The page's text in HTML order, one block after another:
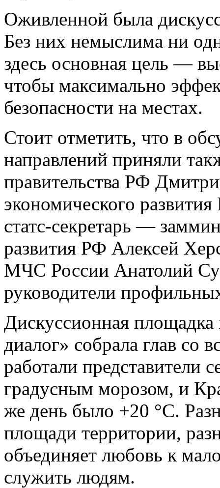
Оживленной была
Без них немыслима ни
здесь основная цель —
чтобы максимально
безопасности на местах.
Стоит отметить, что в
направлений приняли
правительства РФ
экономического
статс-секретарь —
развития РФ Алексей
МЧС России Анатолий
руководители
Дискуссионная
диалог» собрала глав со
работали представители
градусным морозом, и
же день было +20 °С.
площади территории,
объединяет любовь к
служить людям.